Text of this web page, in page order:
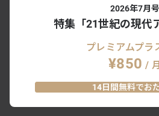
ターリングが語る、表現と
抵抗の50年
SPECIAL
東京国立博
物館には「
乃」がオー
NEWS
2026年7月号
特集「21世紀の現代
プレミアムプラ
¥850 / 月
14日間無料でお